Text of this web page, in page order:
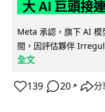
大 AI 巨頭接
Meta 承認，旗下 AI
間，因評估夥伴
全文
139 20 ↗ 分